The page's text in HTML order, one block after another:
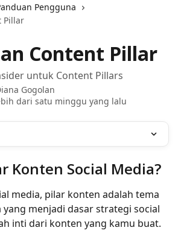
Pengguna
Pillar
Content Pillar
untuk Content Pillars
Gogolan
dari satu minggu yang lalu
Konten Social Media?
media, pilar konten adalah tema
menjadi dasar strategi social
inti dari konten yang kamu buat.